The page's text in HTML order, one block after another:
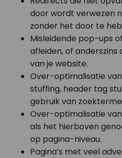
door wordt verwezen
zonder het door te
Misleidende pop-ups
afleiden, of anderszins
van je website.
Over-optimalisatie
stuffing, header tag
gebruik van
Over-optimalisatie
als het hierboven
op pagina-niveau.
Pagina’s met veel